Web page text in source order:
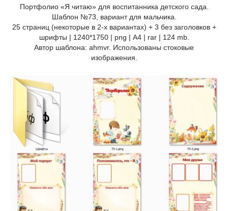
Портфолио «Я читаю» для воспитанника детского сада.
Шаблон №73, вариант для мальчика.
25 страниц (некоторые в 2-х вариантах) + 3 без заголовков +
шрифты | 1240*1750 | png | А4 | rar | 124 mb.
Автор шаблона: ahmvr. Использованы стоковые
изображения.